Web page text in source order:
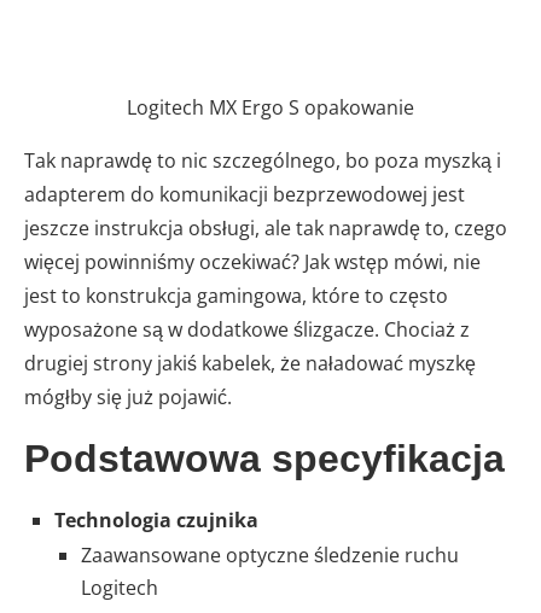
Logitech MX Ergo S opakowanie
Tak naprawdę to nic szczególnego, bo poza myszką i
adapterem do komunikacji bezprzewodowej jest
jeszcze instrukcja obsługi, ale tak naprawdę to, czego
więcej powinniśmy oczekiwać? Jak wstęp mówi, nie
jest to konstrukcja gamingowa, które to często
wyposażone są w dodatkowe ślizgacze. Chociaż z
drugiej strony jakiś kabelek, że naładować myszkę
mógłby się już pojawić.
Podstawowa specyfikacja
Technologia czujnika
Zaawansowane optyczne śledzenie ruchu
Logitech